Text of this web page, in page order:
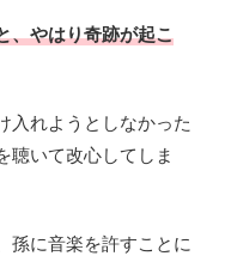
、やはり奇跡が起こ
入れようとしなかった
聴いて改心してしま
孫に音楽を許すことに